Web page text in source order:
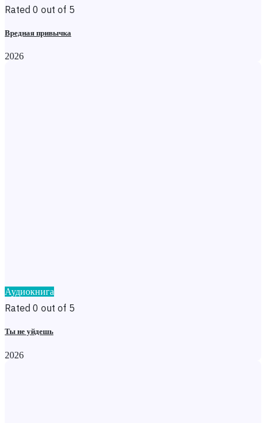
Rated 0 out of 5
Вредная привычка
2026
Аудиокнига
Rated 0 out of 5
Ты не уйдешь
2026